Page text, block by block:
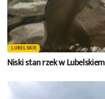
LUBELSKIE
Niski stan rzek w Lubelskiem